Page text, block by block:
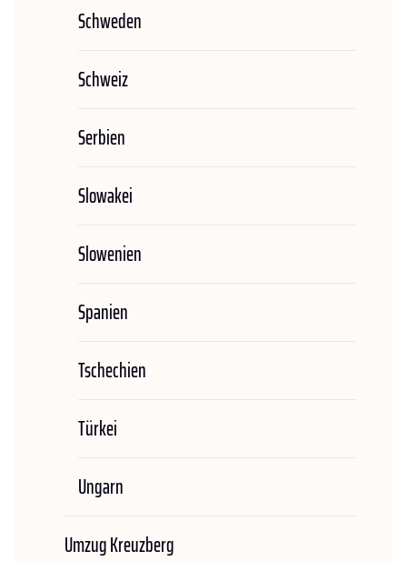
Schweden
Schweiz
Serbien
Slowakei
Slowenien
Spanien
Tschechien
Türkei
Ungarn
Umzug Kreuzberg